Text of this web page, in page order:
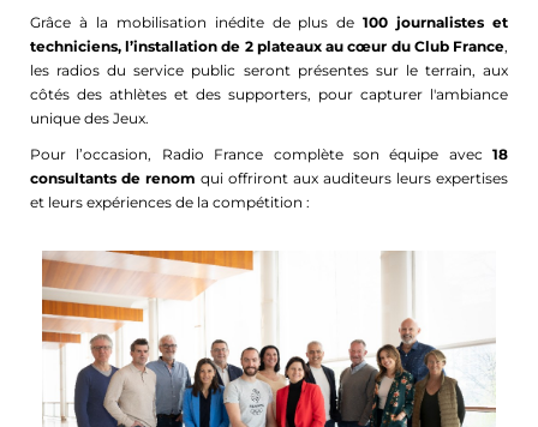
Grâce à la mobilisation inédite de plus de 100 journalistes et
techniciens, l’installation de 2 plateaux au cœur du Club France,
les radios du service public seront présentes sur le terrain, aux
côtés des athlètes et des supporters, pour capturer l'ambiance
unique des Jeux.
Pour l’occasion, Radio France complète son équipe avec 18
consultants de renom qui offriront aux auditeurs leurs expertises
et leurs expériences de la compétition :